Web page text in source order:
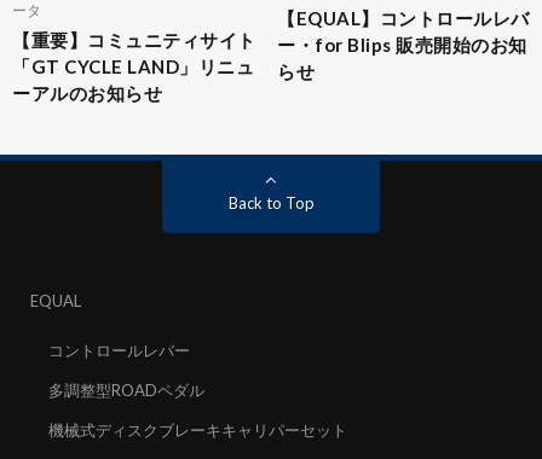
ータ
【重要】コミュニティサイト
「GT CYCLE LAND」リニュ
ーアルのお知らせ
【EQUAL】コントロールレバ
ー・for Blips 販売開始のお知
らせ
Back to Top
EQUAL
コントロールレバー
多調整型ROADペダル
機械式ディスクブレーキキャリパーセット